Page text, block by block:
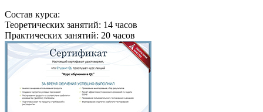
Состав курса:
Теоретических занятий: 14 часов
Практических занятий: 20 часов